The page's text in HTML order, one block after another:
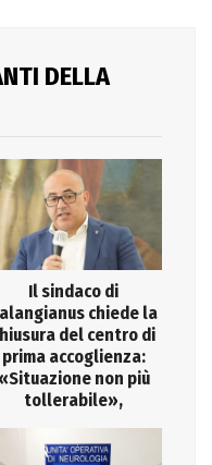
DELLA
Il sindaco di
chiede la
del centro di
prima accoglienza:
«Situazione non più
tollerabile»,